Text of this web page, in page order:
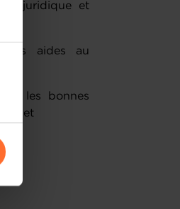
juridique et
les aides au
et les bonnes
projet